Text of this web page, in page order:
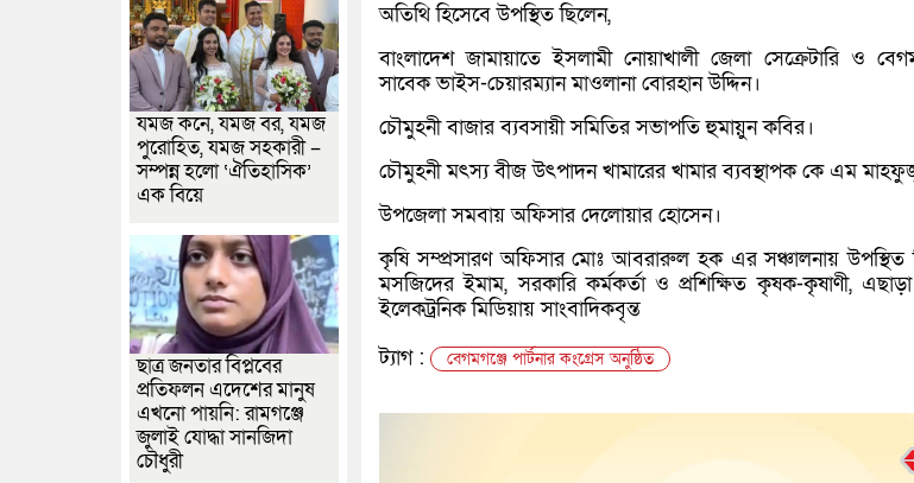
অতিথি হিসেবে উপস্থিত ছিলেন,
বাংলাদেশ জামায়াতে ইসলামী নোয়াখালী জেলা সেক্রেটারি ও
সাবেক ভাইস-চেয়ারম্যান মাওলানা বোরহান উদ্দিন।
চৌমুহনী বাজার ব্যবসায়ী সমিতির সভাপতি হুমায়ুন কবির।
চৌমুহনী মৎস্য বীজ উৎপাদন খামারের খামার ব্যবস্থাপক কে এম
উপজেলা সমবায় অফিসার দেলোয়ার হোসেন।
কৃষি সম্প্রসারণ অফিসার মোঃ আবরারুল হক এর সঞ্চালনায় উপস্থিত
মসজিদের ইমাম, সরকারি কর্মকর্তা ও প্রশিক্ষিত কৃষক-কৃষাণী,
ইলেকট্রনিক মিডিয়ায় সাংবাদিকবৃন্ত
ট্যাগ :
বেগমগঞ্জে পার্টনার কংগ্রেস অনুষ্ঠিত
যমজ কনে, যমজ বর, যমজ
পুরোহিত, যমজ সহকারী –
সম্পন্ন হলো ‘ঐতিহাসিক’
এক বিয়ে
ছাত্র জনতার বিপ্লবের
প্রতিফলন এদেশের মানুষ
এখনো পায়নি: রামগঞ্জে
জুলাই যোদ্ধা সানজিদা
চৌধুরী